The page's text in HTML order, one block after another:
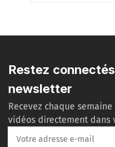
Restez
newsletter
Recevez chaque
vidéos directement dans